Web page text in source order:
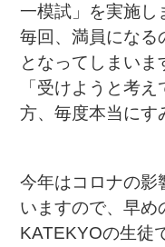
一模試」を実施し
毎回、満員になる
となってしまいま
「受けようと考
方、毎度本当にす
今年はコロナの影
いますので、早め
KATEKYOの生徒